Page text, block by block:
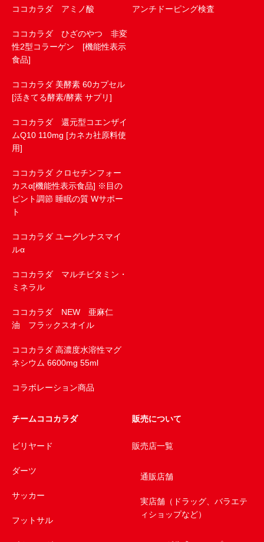
ココカラダ アミノ酸
ココカラダ ひざのやつ 非変
性2型コラーゲン [機能性表示
食品]
ココカラダ 美酵素 60カプセル
[活きてる酵素/酵素 サプリ]
ココカラダ 還元型コエンザイ
ムQ10 110mg [カネカ社原料使
用]
ココカラダ クロセチンフォー
カスα[機能性表示食品] ※目の
ピント調節 睡眠の質 Wサポー
ト
ココカラダ ユーグレナスマイ
ルα
ココカラダ マルチビタミン・
ミネラル
ココカラダ NEW 亜麻仁
油 フラックスオイル
ココカラダ 高濃度水溶性マグ
ネシウム 6600mg 55ml
コラボレーション商品
アンチドーピング検査
チームココカラダ
ビリヤード
ダーツ
サッカー
フットサル
販売について
販売店一覧
通販店舗
実店舗（ドラッグ、バラエテ
ィショップなど）